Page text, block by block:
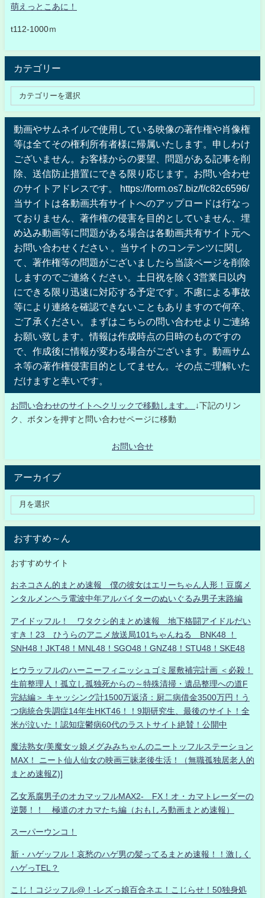
萌えっとこあに！
t112-1000ｍ
カテゴリー
動画やサムネイルで使用している映像の著作権や肖像権
等は全てその権利所有者様に帰属いたします。申しわけ
ございません。お客様からの要望、問題がある記事を削
除、送信防止措置にできる限り応じます。お問い合わせ
のサイトアドレスです。 https://form.os7.biz/f/c82c6596/
当サイトは各動画共有サイトへのアップロードは行なっ
ておりません、著作権の侵害を目的としていません、埋
め込み動画等に問題がある場合は各動画共有サイト元へ
お問い合わせください 。当サイトのコンテンツに関し
て、著作権等の問題がございましたら当該ページを削除
しますのでご連絡ください。土日祝を除く3営業日以内
にできる限り迅速に対応する予定です。不慮による事故
等により連絡を確認できないこともありますので何卒、
ご了承ください。まずはこちらの問い合わせよりご連絡
お願い致します。情報は作成時点の日時のものですの
で、作成後に情報が変わる場合がございます。動画サム
ネ等の著作権侵害目的としてません。その点ご理解いた
だけますと幸いです。
お問い合わせのサイトへクリックで移動します。
↓下記のリン
ク、ボタンを押すと問い合わせページに移動
お問い合せ
アーカイブ
おすすめ～ん
おすすめサイト
おネコさん的まとめ速報 僕の彼女はエリーちゃん人形！豆腐メ
ンタルメンヘラ電波中年アルバイターのぬいぐるみ男子末路編
アイドッフル！ ワタクシ的まとめ速報 地下格闘アイドルだい
すき！23 ひうらのアニメ放送局101ちゃんねる BNK48 ！
SNH48！JKT48！MNL48！SGO48！GNZ48！STU48！SKE48
ヒウラッフルのハーニーフィニッシュゴミ屋敷補完計画 ＜必殺！
生前整理人！孤立し孤独死からの～特殊清掃・遺品整理への道F
完結編＞ キャッシング計1500万返済：厨二病借金3500万円！う
つ病統合失調症14年生HKT46！！9期研究生、最後のサイト！全
米が泣いた！認知症鬱病60代のラストサイト絶賛！公開中
魔法熟女/美魔女ッ娘メグみみちゃんのニートッフルステーション
MAX！ ニート仙人仙女の映画三昧老後生活！（無職孤独居老人的
まとめ速報Z)]
乙女系腐男子のオカマッフルMAX2- FX！オ・カマトレーダーの
逆襲！！ 極道のオカマたち編（おもしろ動画まとめ速報）
スーパーウンコ！
新・ハゲッフル！哀愁のハゲ男の髪ってるまとめ速報！！激しく
ハゲっTEL？
こじ！コジッフル@！-レズっ娘百合ネエ！こじらせ！50独身処